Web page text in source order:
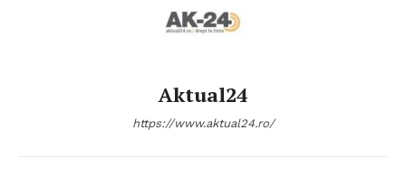
Aktual24
https://www.aktual24.ro/